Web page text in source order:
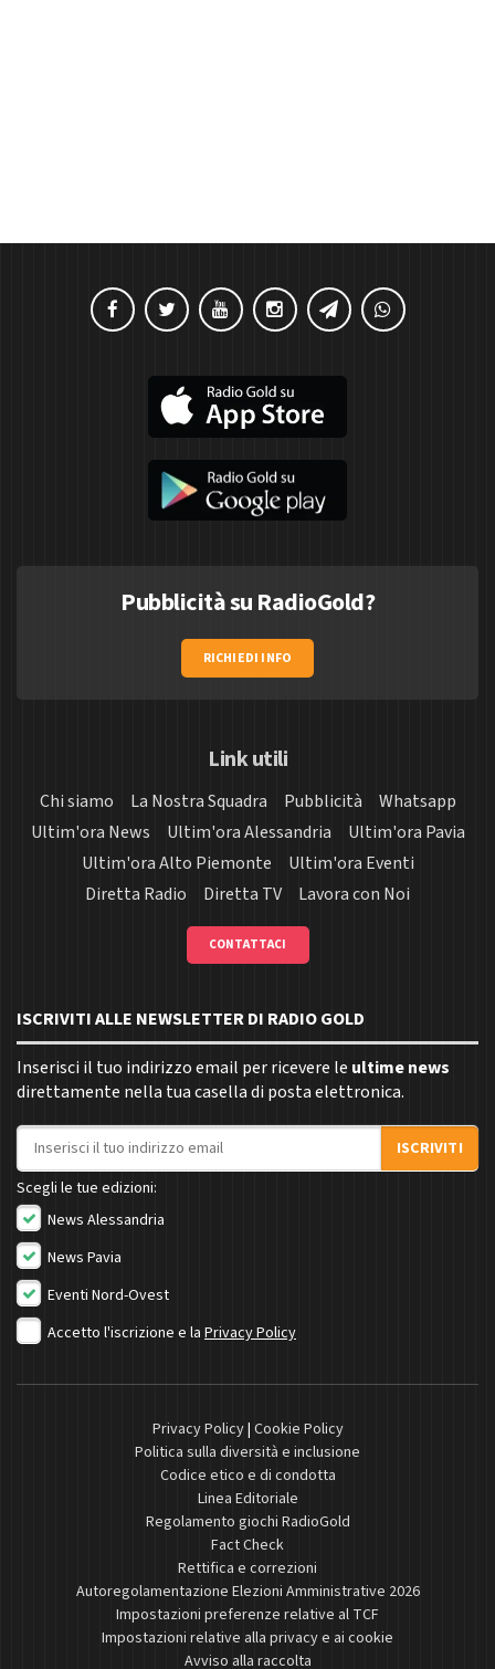
Pubblicità su RadioGold?
RICHIEDI INFO
Link utili
Chi siamo La Nostra Squadra Pubblicità
Whatsapp
Ultim'ora News
Ultim'ora Alessandria
Ultim'ora Pavia
Ultim'ora Alto Piemonte
Ultim'ora Eventi
Diretta Radio
Diretta TV Lavora con Noi
CONTATTACI
ISCRIVITI ALLE NEWSLETTER DI RADIO GOLD
Inserisci il tuo indirizzo email per ricevere le ultime news
direttamente nella tua casella di posta elettronica.
Indirizzo email
ISCRIVITI
Scegli le tue edizioni:
News Alessandria
News Pavia
Eventi Nord-Ovest
Accetto l'iscrizione e la Privacy Policy
Privacy Policy| Cookie Policy
Politica sulla diversità e inclusione
Codice etico e di condotta
Linea Editoriale
Regolamento giochi RadioGold
Fact Check
Rettifica e correzioni
Autoregolamentazione Elezioni Amministrative 2026
Impostazioni preferenze relative al TCF
Impostazioni relative alla privacy e ai cookie
Avviso alla raccolta